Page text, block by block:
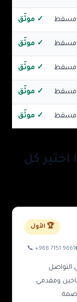
مسقط ✓ موثّق
مسقط ✓ موثّق
مسقط ✓ موثّق
مسقط ✓ موثّق
مسقط ✓ موثّق
اختير كل
🏆 الأول
📞 +968 7151 9661
ومقدمي